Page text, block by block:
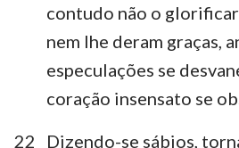
contudo não o
nem lhe deram graças,
especulações se
coração insensato se
22
Dizendo-se sábios,